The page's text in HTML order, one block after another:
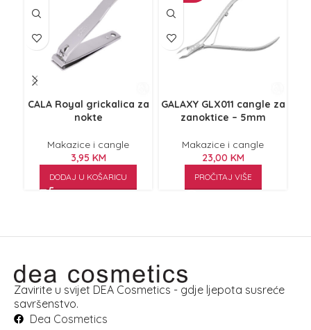
CALA Royal grickalica za
nokte
Makazice i cangle
3,95 KM
DODAJ U KOŠARICU
GALAXY GLX011 cangle za
zanoktice – 5mm
Makazice i cangle
23,00 KM
PROČITAJ VIŠE
Zavirite u svijet DEA Cosmetics - gdje ljepota susreće
savršenstvo.
Dea Cosmetics